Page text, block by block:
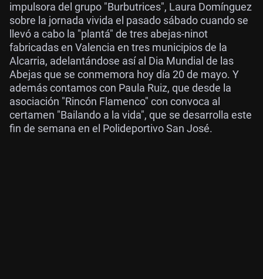
impulsora del grupo "Burbutrices", Laura Domínguez
sobre la jornada vivida el pasado sábado cuando se
llevó a cabo la "plantá" de tres abejas-ninot
fabricadas en Valencia en tres municipios de la
Alcarria, adelantándose así al Dia Mundial de las
Abejas que se conmemora hoy día 20 de mayo. Y
además contamos con Paula Ruiz, que desde la
asociación "Rincón Flamenco" con convoca al
certamen "Bailando a la vida", que se desarrolla este
fin de semana en el Polideportivo San José.